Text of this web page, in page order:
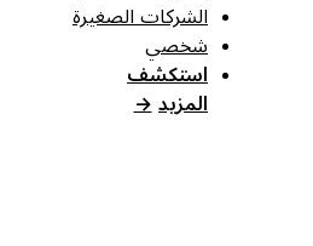
الشركات الصغيرة
شخصي
استكشف
المزيد →